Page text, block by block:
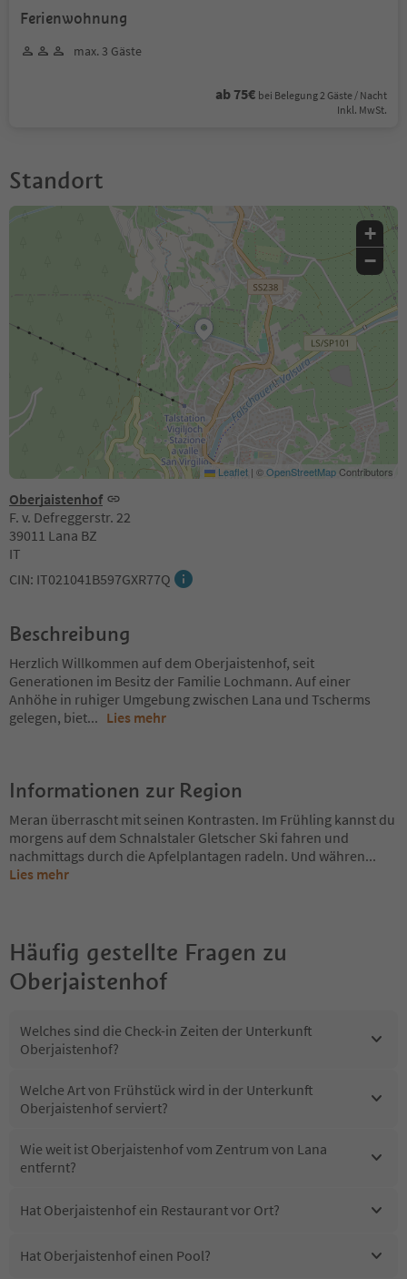
Ferienwohnung
max. 3 Gäste
ab 75€ bei Belegung 2 Gäste / Nacht
Inkl. MwSt.
Standort
Oberjaistenhof
F. v. Defreggerstr. 22
39011 Lana BZ
IT
CIN: IT021041B597GXR77Q
+
−
Leaflet | ©OpenStreetMapContributors
Beschreibung
Herzlich Willkommen auf dem Oberjaistenhof, seit
Generationen im Besitz der Familie Lochmann. Auf einer
Anhöhe in ruhiger Umgebung zwischen Lana und Tscherms
gelegen, biet... Lies mehr
Informationen zur Region
Meran überrascht mit seinen Kontrasten. Im Frühling kannst du
morgens auf dem Schnalstaler Gletscher Ski fahren und
nachmittags durch die Apfelplantagen radeln. Und währen...
Lies mehr
Häufig gestellte Fragen zu
Oberjaistenhof
Welches sind die Check-in Zeiten der Unterkunft
Oberjaistenhof?
Welche Art von Frühstück wird in der Unterkunft
Oberjaistenhof serviert?
Wie weit ist Oberjaistenhof vom Zentrum von Lana
entfernt?
Hat Oberjaistenhof ein Restaurant vor Ort?
Hat Oberjaistenhof einen Pool?